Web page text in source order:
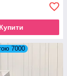
Купити
7000